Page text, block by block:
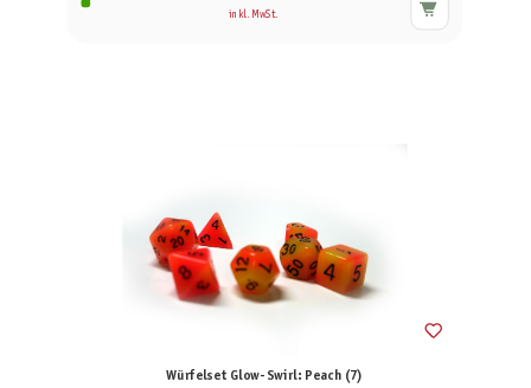
inkl. MwSt.
Würfelset Glow-Swirl: Peach (7)